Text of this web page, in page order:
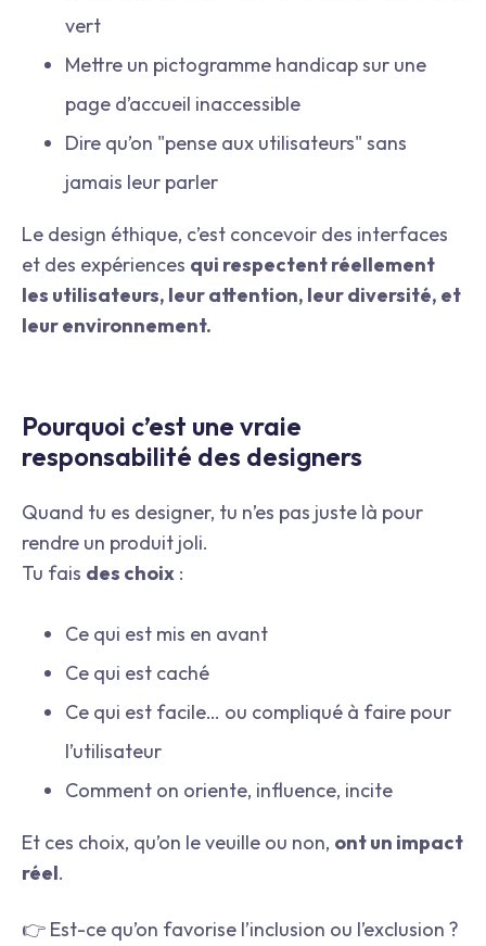
vert
Mettre un pictogramme handicap sur une
page d’accueil inaccessible
Dire qu’on "pense aux utilisateurs" sans
jamais leur parler
Le design éthique, c’est concevoir des interfaces
et des expériences qui respectent réellement
les utilisateurs, leur attention, leur diversité, et
leur environnement.
Pourquoi c’est une vraie
responsabilité des designers
Quand tu es designer, tu n’es pas juste là pour
rendre un produit joli.
Tu fais des choix :
Ce qui est mis en avant
Ce qui est caché
Ce qui est facile… ou compliqué à faire pour
l’utilisateur
Comment on oriente, influence, incite
Et ces choix, qu’on le veuille ou non, ont un impact
réel.
👉 Est-ce qu’on favorise l’inclusion ou l’exclusion ?